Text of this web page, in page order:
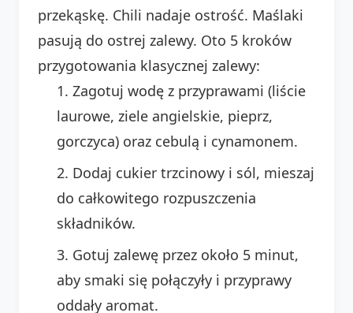
przekąskę. Chili nadaje ostrość. Maślaki
pasują do ostrej zalewy. Oto 5 kroków
przygotowania klasycznej zalewy:
Zagotuj wodę z przyprawami (liście
laurowe, ziele angielskie, pieprz,
gorczyca) oraz cebulą i cynamonem.
Dodaj cukier trzcinowy i sól, mieszaj
do całkowitego rozpuszczenia
składników.
Gotuj zalewę przez około 5 minut,
aby smaki się połączyły i przyprawy
oddały aromat.